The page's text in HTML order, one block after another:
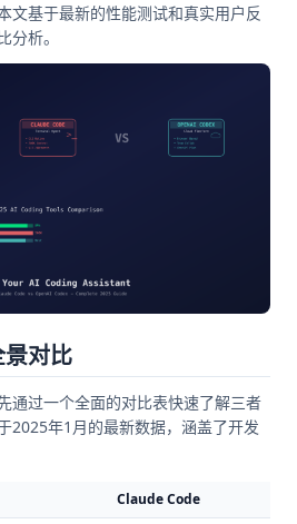
文基于最新的性能测试和真实用户反
析。
对比
通过一个全面的对比表快速了解三者
2025年1月的最新数据，涵盖了开发
Claude Code